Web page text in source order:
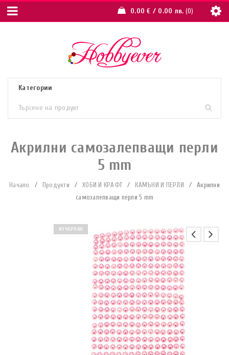
0.00€ / 0.00 лв. 0
Акрилни самозалепващи перли
5 mm
Начало / Продукти / ХОБИ И КРАФТ / КАМЪНИ И ПЕРЛИ /
Акрилни
самозалепващи перли 5 mm
ИЗЧЕРПАН